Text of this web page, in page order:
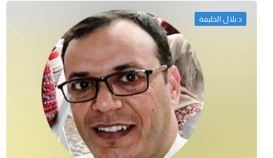
د بلال الخليفة